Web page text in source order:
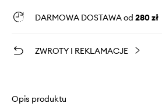
DARMOWA DOSTAWA od 280 zł
ZWROTY I REKLAMACJE
Opis produktu